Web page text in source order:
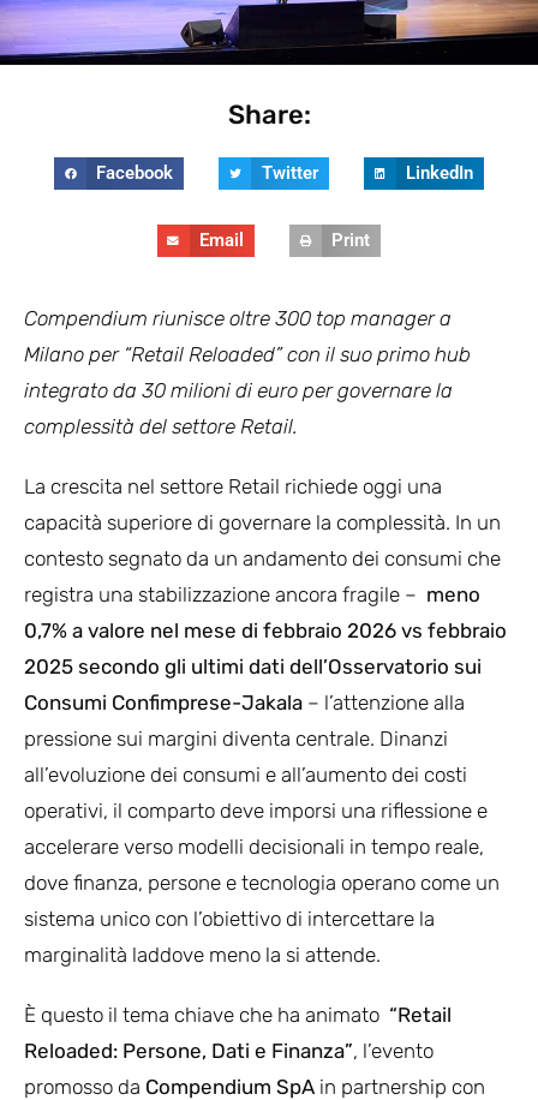
Share:
Facebook Twitter LinkedIn
Email Print
Compendium riunisce oltre 300 top manager a
Milano per “Retail Reloaded” con il suo primo hub
integrato da 30 milioni di euro per governare la
complessità del settore Retail.
La crescita nel settore Retail richiede oggi una
capacità superiore di governare la complessità. In un
contesto segnato da un andamento dei consumi che
registra una stabilizzazione ancora fragile – meno
0,7% a valore nel mese di febbraio 2026 vs febbraio
2025 secondo gli ultimi dati dell’Osservatorio sui
Consumi Confimprese-Jakala – l’attenzione alla
pressione sui margini diventa centrale. Dinanzi
all’evoluzione dei consumi e all’aumento dei costi
operativi, il comparto deve imporsi una riflessione e
accelerare verso modelli decisionali in tempo reale,
dove finanza, persone e tecnologia operano come un
sistema unico con l’obiettivo di intercettare la
marginalità laddove meno la si attende.
È questo il tema chiave che ha animato “Retail
Reloaded: Persone, Dati e Finanza”, l’evento
promosso da Compendium SpA in partnership con